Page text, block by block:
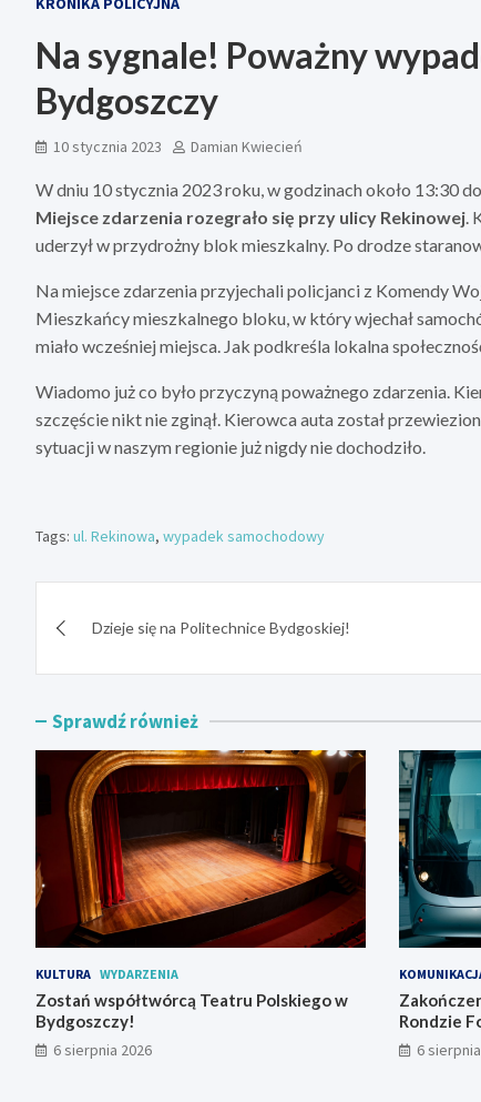
Na sygnale! Poważny
Bydgoszczy
10 stycznia 2023 Damian Kwiecień
W dniu 10 stycznia 2023 roku, w godzinach około 13:30
Miejsce zdarzenia rozegrało się przy ulicy Rekinowej.
uderzył w przydrożny blok mieszkalny. Po drodze
Na miejsce zdarzenia przyjechali policjanci z Komendy
Mieszkańcy mieszkalnego bloku, w który wjechał
miało wcześniej miejsca. Jak podkreśla lokalna
Wiadomo już co było przyczyną poważnego zdarzenia.
szczęście nikt nie zginął. Kierowca auta został
sytuacji w naszym regionie już nigdy nie dochodziło.
Tags: ul. Rekinowa, wypadek samochodowy
wpisuDzieje się na Politechnice Bydgoskiej!
Sprawdź również
KULTURA WYDARZENIA
Zostań współtwórcą Teatru Polskiego w
Bydgoszczy!
6 sierpnia 2026
Rondzie
6